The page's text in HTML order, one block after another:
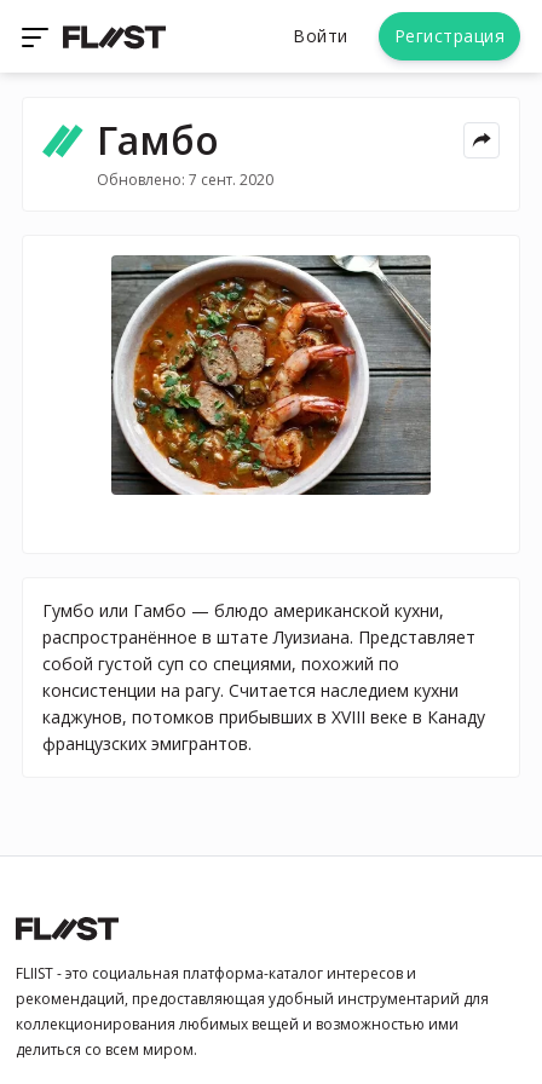
Войти Регистрация
Гамбо
Обновлено: 7 сент. 2020
Гумбо или Гамбо — блюдо американской кухни,
распространённое в штате Луизиана. Представляет
собой густой суп со специями, похожий по
консистенции на рагу. Считается наследием кухни
каджунов, потомков прибывших в XVIII веке в Канаду
французских эмигрантов.
FLIIST - это социальная платформа-каталог интересов и
рекомендаций, предоставляющая удобный инструментарий для
коллекционирования любимых вещей и возможностью ими
делиться со всем миром.